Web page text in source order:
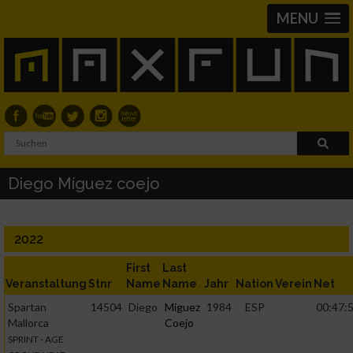
MENU
Diego Míguez coejo
2022
Veranstaltung Stnr
First
Name
Last
Name
Jahr NationVerein Net
Spartan
Mallorca
SPRINT - AGE
14504 Diego
Míguez
Coejo
1984 ESP